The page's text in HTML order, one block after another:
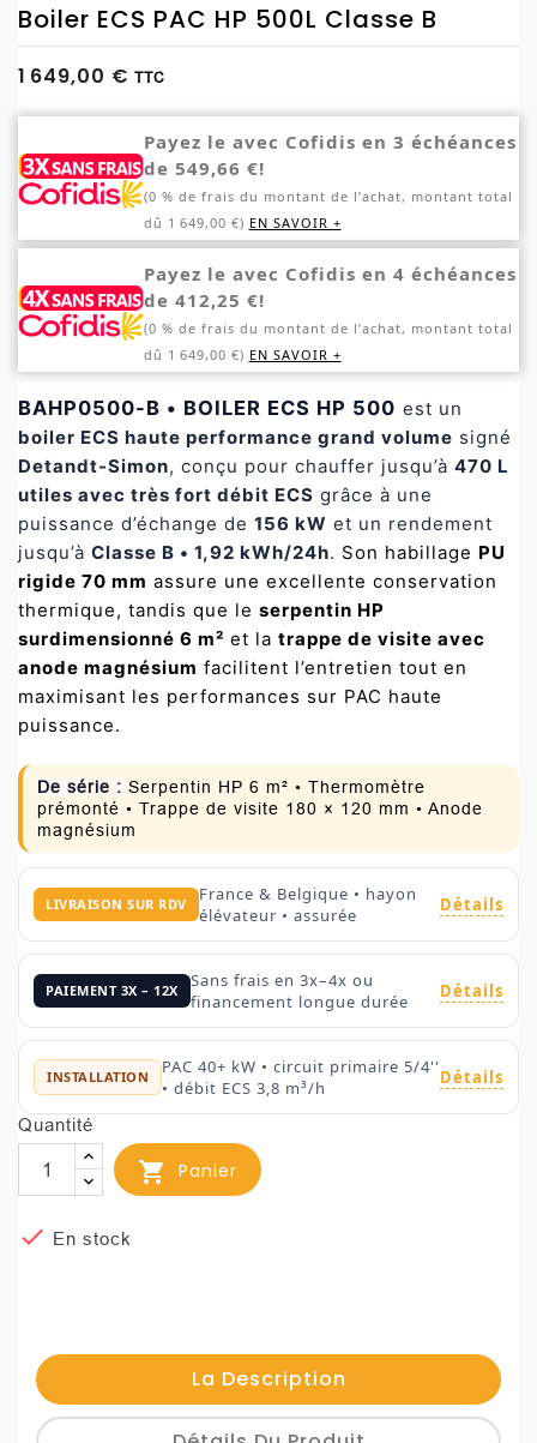
Boiler ECS PAC HP 500L Classe B
1 649,00 € TTC
Payez le avec Cofidis en 3 échéances
de 549,66 €!
(0 % de frais du montant de l’achat, montant total
dû 1 649,00 €) EN SAVOIR +
Payez le avec Cofidis en 4 échéances
de 412,25 €!
(0 % de frais du montant de l’achat, montant total
dû 1 649,00 €) EN SAVOIR +
BAHP0500-B • BOILER ECS HP 500 est un
boiler ECS haute performance grand volume signé
Detandt-Simon, conçu pour chauffer jusqu’à 470 L
utiles avec très fort débit ECS grâce à une
puissance d’échange de 156 kW et un rendement
jusqu’à Classe B • 1,92 kWh/24h. Son habillage PU
rigide 70 mm assure une excellente conservation
thermique, tandis que le serpentin HP
surdimensionné 6 m² et la trappe de visite avec
anode magnésium facilitent l’entretien tout en
maximisant les performances sur PAC haute
puissance.
De série : Serpentin HP 6 m² • Thermomètre
prémonté • Trappe de visite 180 × 120 mm • Anode
magnésium
LIVRAISON SUR RDV
France & Belgique • hayon
élévateur • assurée
Détails
PAIEMENT 3X – 12X
Sans frais en 3x–4x ou
financement longue durée
Détails
INSTALLATION
PAC 40+ kW • circuit primaire 5/4''
• débit ECS 3,8 m³/h
Détails
Quantité
 Panier
 En stock
La Description